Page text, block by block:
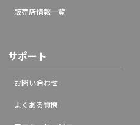
販売店情報一覧
サポート
お問い合わせ
よくある質問